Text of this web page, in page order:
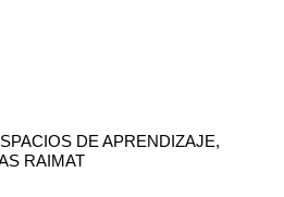
DE APRENDIZAJE,
RAIMAT